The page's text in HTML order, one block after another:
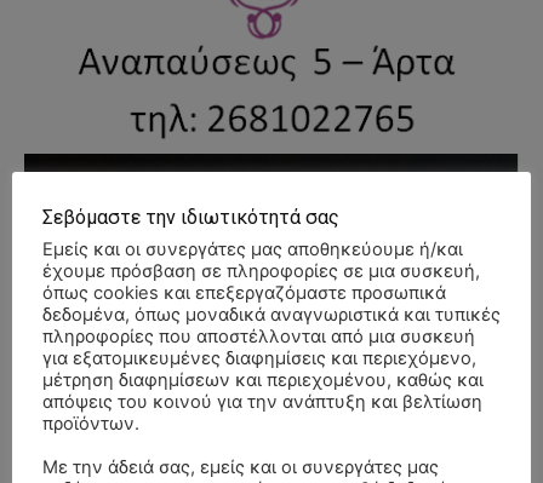
Σεβόμαστε την ιδιωτικότητά σας
Εμείς και οι συνεργάτες μας αποθηκεύουμε ή/και
έχουμε πρόσβαση σε πληροφορίες σε μια συσκευή,
όπως cookies και επεξεργαζόμαστε προσωπικά
δεδομένα, όπως μοναδικά αναγνωριστικά και τυπικές
πληροφορίες που αποστέλλονται από μια συσκευή
για εξατομικευμένες διαφημίσεις και περιεχόμενο,
μέτρηση διαφημίσεων και περιεχομένου, καθώς και
απόψεις του κοινού για την ανάπτυξη και βελτίωση
προϊόντων.
Με την άδειά σας, εμείς και οι συνεργάτες μας